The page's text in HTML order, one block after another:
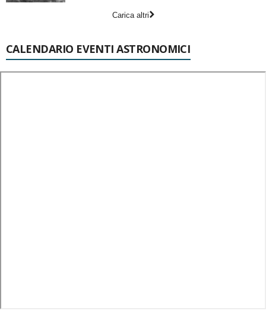
Carica altri
CALENDARIO EVENTI ASTRONOMICI